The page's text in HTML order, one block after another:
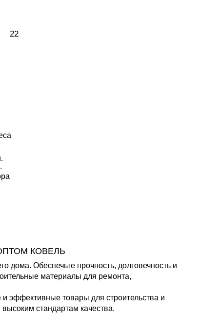
22
КОВЕЛЬ
Обеспечьте прочность, долговечность и
материалы для ремонта,
эффективные товары для строительства и
стандартам качества.